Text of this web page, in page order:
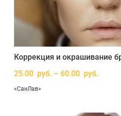
Коррекция и окрашивание
25.00 руб. – 60.00 руб.
«СанЛав»